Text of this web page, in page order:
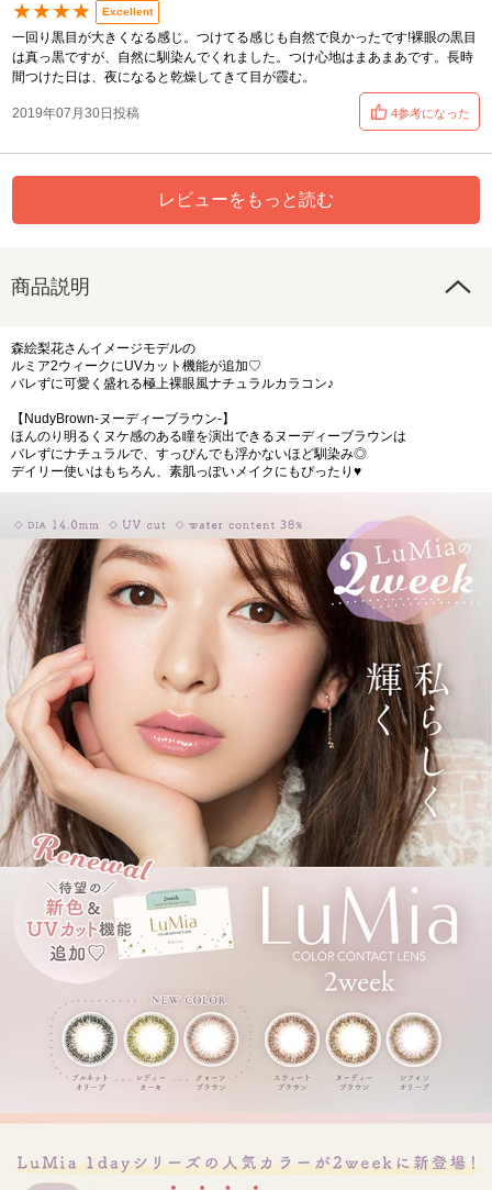
★★★★ Excellent
一回り黒目が大きくなる感じ。つけてる感じも自然で良かったです!裸眼の黒目
は真っ黒ですが、自然に馴染んでくれました。つけ心地はまあまあです。長時
間つけた日は、夜になると乾燥してきて目が霞む。
2019年07月30日投稿 4参考になった
レビューをもっと読む
商品説明
森絵梨花さんイメージモデルの
ルミア2ウィークにUVカット機能が追加♡
バレずに可愛く盛れる極上裸眼風ナチュラルカラコン♪
【NudyBrown-ヌーディーブラウン-】
ほんのり明るくヌケ感のある瞳を演出できるヌーディーブラウンは
バレずにナチュラルで、すっぴんでも浮かないほど馴染み◎
デイリー使いはもちろん、素肌っぽいメイクにもぴったり♥